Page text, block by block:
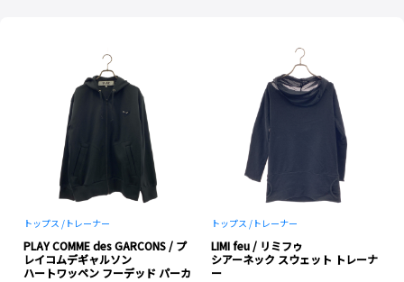
トップス / トレーナー
PLAY COMME des GARCONS / プ
レイコムデギャルソン
ハートワッペン フーデッド パーカ
トップス / トレーナー
LIMI feu / リミフゥ
シアーネック スウェット トレーナ
ー